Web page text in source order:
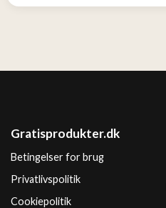
Gratisprodukter.dk
Betingelser for brug
Privatlivspolitik
Cookiepolitik